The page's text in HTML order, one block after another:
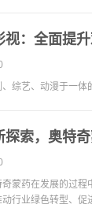
视：全面提
综艺、动漫于一体
探索，奥特
蒙药在发展的过程
行业绿色转型、